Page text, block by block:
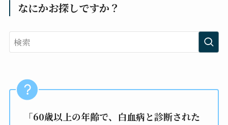
なにかお探しですか？
「60歳以上の年齢で、白血病と診断された